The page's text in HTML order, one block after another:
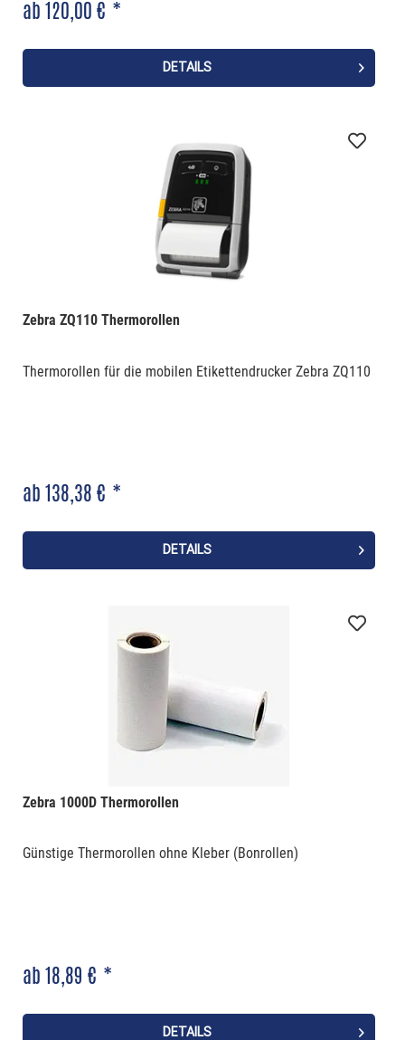
ab 120,00 € *
DETAILS
Zebra ZQ110 Thermorollen
Thermorollen für die mobilen Etikettendrucker Zebra ZQ110
ab 138,38 € *
DETAILS
Zebra 1000D Thermorollen
Günstige Thermorollen ohne Kleber (Bonrollen)
ab 18,89 € *
DETAILS